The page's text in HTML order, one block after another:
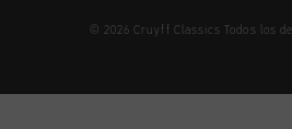
ES | € EUR
© 2026 Cruyff Classics Todos los